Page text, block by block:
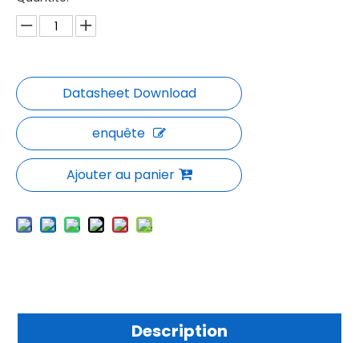
enquête
Ajouter au panier
Description